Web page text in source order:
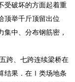
受破坏的方面起着重
顶举千斤顶留出位
中、分布钢筋密，
跨、七跨连续梁桥在
结果．在Ⅰ类场地条